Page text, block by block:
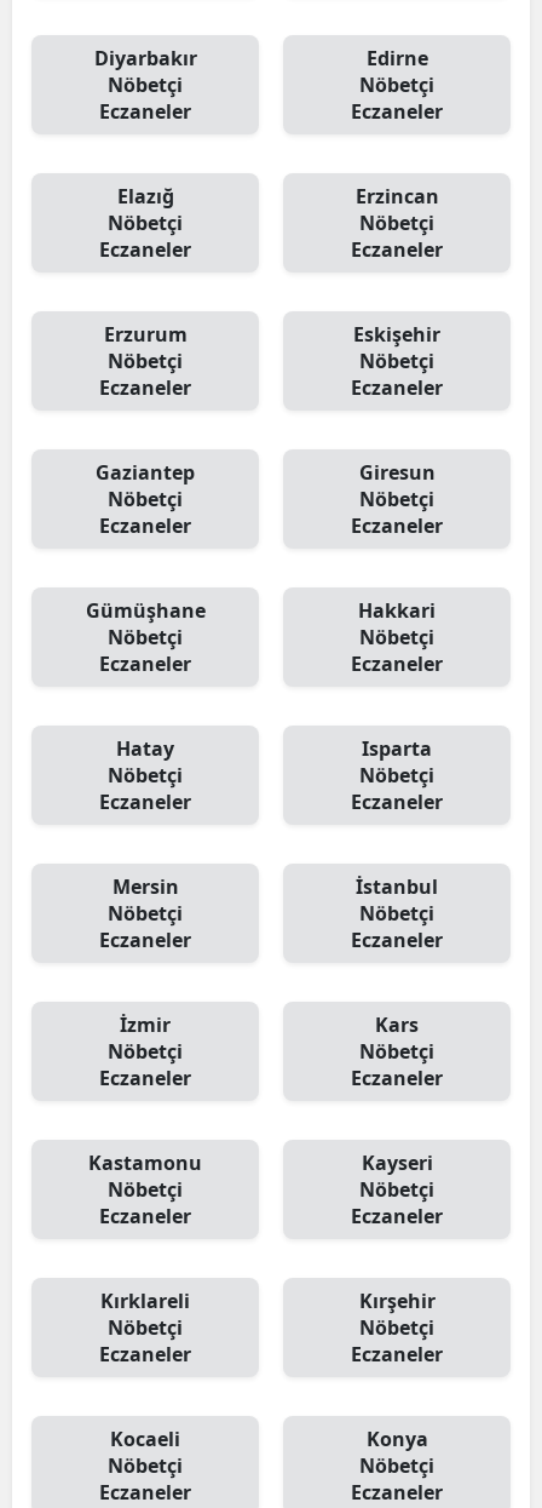
Zonguldak
Bayburt
Karaman
Batman
Ardahan
Yalova
Karabük
Kilis
Osmaniye
Diyarbakır
Nöbetçi
Eczaneler
Edirne
Nöbetçi
Eczaneler
Elazığ
Nöbetçi
Eczaneler
Erzincan
Nöbetçi
Eczaneler
Erzurum
Nöbetçi
Eczaneler
Eskişehir
Nöbetçi
Eczaneler
Gaziantep
Nöbetçi
Eczaneler
Giresun
Nöbetçi
Eczaneler
Gümüşhane
Nöbetçi
Eczaneler
Hakkari
Nöbetçi
Eczaneler
Hatay
Nöbetçi
Eczaneler
Isparta
Nöbetçi
Eczaneler
Mersin
Nöbetçi
Eczaneler
İstanbul
Nöbetçi
Eczaneler
İzmir
Nöbetçi
Eczaneler
Kars
Nöbetçi
Eczaneler
Kastamonu
Nöbetçi
Eczaneler
Kayseri
Nöbetçi
Eczaneler
Kırklareli
Nöbetçi
Eczaneler
Kırşehir
Nöbetçi
Eczaneler
Kocaeli
Nöbetçi
Eczaneler
Konya
Nöbetçi
Eczaneler